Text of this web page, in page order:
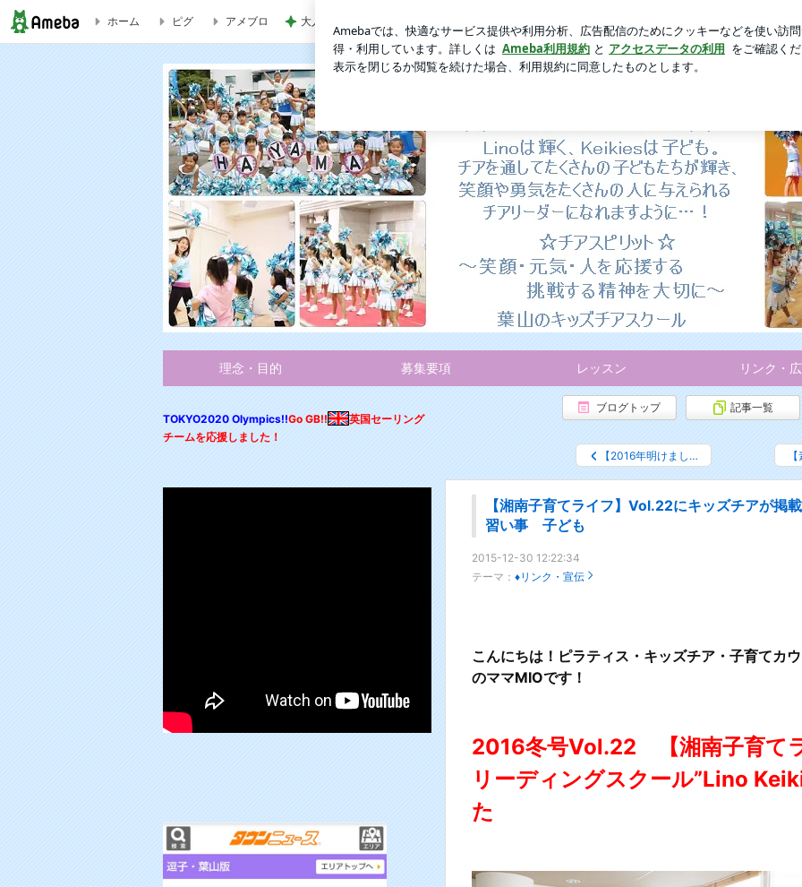
【湘南子育てライフ】Vol.22にキッズチアが掲載されました！ 葉山 逗子 習い事 子ども | 葉山・逗子キッズチアリー
ホーム ピグ アメブロ 大人気スウェットパンツの秋色ブラウン 新規登録
ブログトップ 記事一覧
【2016年明けまし…
【湘南子育てライフ】Vol.22にキッズチア
習い事 子ども
2015-12-30 12:22:34
テーマ： ♦リンク・宣伝
こんにちは！ピラティス・キッズチア・子育てカ
のママMIOです！
2016冬号Vol.22 【湘南子育て
リーディングスクール”Lino
た
TOKYO2020 Olympics!!Go GB!!
英国セーリング
チームを応援しました！
理念・目的 募集要項 レッスン リンク・